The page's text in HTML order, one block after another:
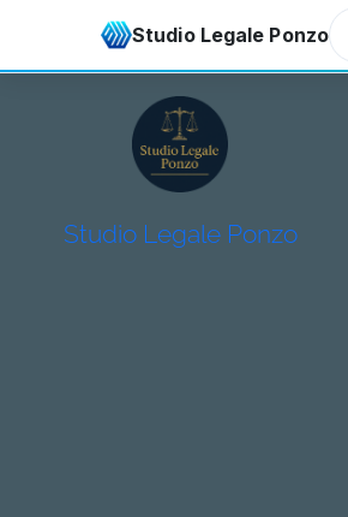
Studio Legale Ponzo
Avvocato Salvatore Ponzo - Studio Legale
Studio Legale Ponzo